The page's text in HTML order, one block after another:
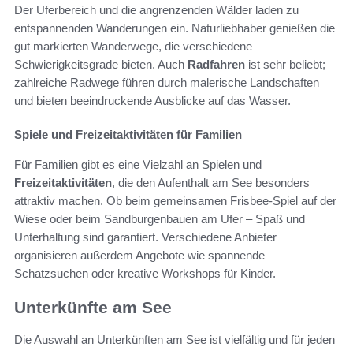
Der Uferbereich und die angrenzenden Wälder laden zu
entspannenden Wanderungen ein. Naturliebhaber genießen die
gut markierten Wanderwege, die verschiedene
Schwierigkeitsgrade bieten. Auch Radfahren ist sehr beliebt;
zahlreiche Radwege führen durch malerische Landschaften
und bieten beeindruckende Ausblicke auf das Wasser.
Spiele und Freizeitaktivitäten für Familien
Für Familien gibt es eine Vielzahl an Spielen und
Freizeitaktivitäten, die den Aufenthalt am See besonders
attraktiv machen. Ob beim gemeinsamen Frisbee-Spiel auf der
Wiese oder beim Sandburgenbauen am Ufer – Spaß und
Unterhaltung sind garantiert. Verschiedene Anbieter
organisieren außerdem Angebote wie spannende
Schatzsuchen oder kreative Workshops für Kinder.
Unterkünfte am See
Die Auswahl an Unterkünften am See ist vielfältig und für jeden